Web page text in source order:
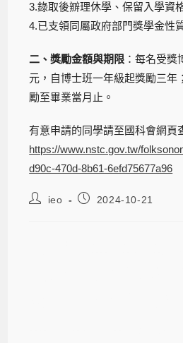
3.錄取後辧理休學、保留入學資
4.已支領同屬政府部門獎學金性
二、獎勵金額與期限 ：每名受獎
元，自博士班一年級起獎勵三年
勵至畢業當月止。
有意申請的同學請至國科會網頁
https://www.nstc.gov.tw/
d90c-470d-8b61-6efd75677a96
ieo 2024-10-21